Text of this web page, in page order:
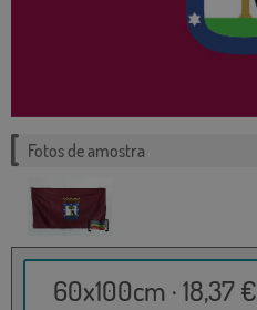
Fotos de amostra
60x100cm · 18,37 €